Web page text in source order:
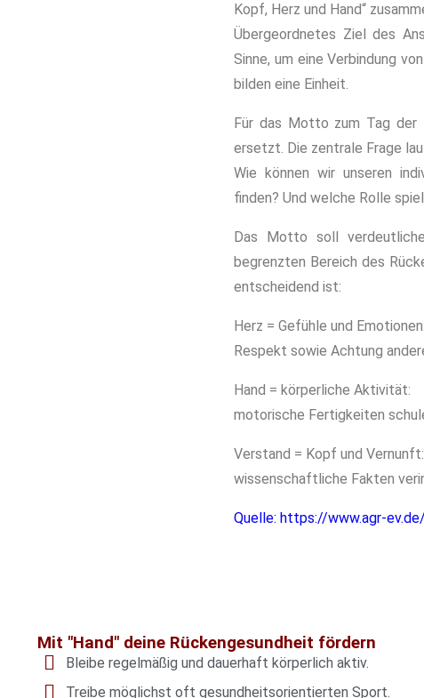
Kopf, Herz und Hand“
Übergeordnetes Ziel des
Sinne, um eine Verbindung
bilden eine Einheit.
Für das Motto zum Tag der
ersetzt. Die zentrale Frage
Wie können wir unseren
finden? Und welche Rolle
Das Motto soll
begrenzten Bereich des
entscheidend ist:
Herz = Gefühle und
Respekt sowie Achtung
Hand = körperliche Aktivität:
motorische Fertigkeiten
Verstand = Kopf und Vernunft:
wissenschaftliche Fakten
Quelle: https://www.agr-
Mit "Hand" deine Rückengesundheit fördern
Bleibe regelmäßig und dauerhaft körperlich aktiv.
Treibe möglichst oft gesundheitsorientierten Sport.